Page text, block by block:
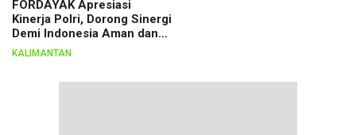
FORDAYAK Apresiasi
Kinerja Polri, Dorong Sinergi
Demi Indonesia Aman dan
Berkeadilan
KALIMANTAN